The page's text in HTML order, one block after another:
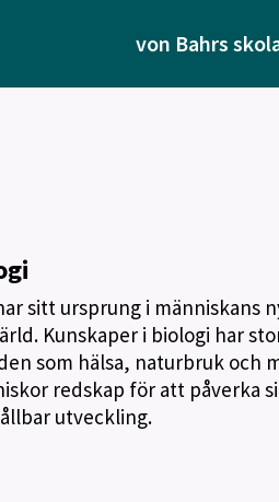
von Bahrs
sitt ursprung i människans
Kunskaper i biologi har
som hälsa, naturbruk och
redskap för att påverka
utveckling.